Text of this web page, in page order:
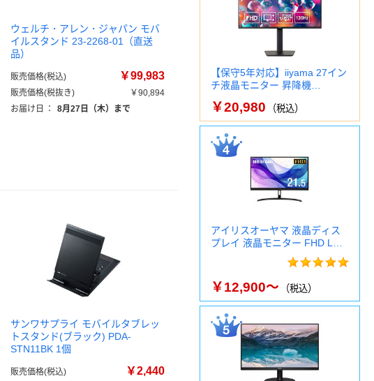
ウェルチ・アレン・ジャパン モバ
イルスタンド 23-2268-01（直送
品）
販売価格(税込) ￥99,983
販売価格(税抜き)
￥90,894
お届け日
： 8月27日（木）まで
サンワサプライ モバイルタブレッ
トスタンド(ブラック) PDA-
STN11BK 1個
販売価格(税込) ￥2,440
【保守5年対応】iiyama 27イン
チ液晶モニター 昇降機…
￥20,980 （税込）
アイリスオーヤマ 液晶ディス
プレイ 液晶モニター FHD L…
￥12,900～ （税込）